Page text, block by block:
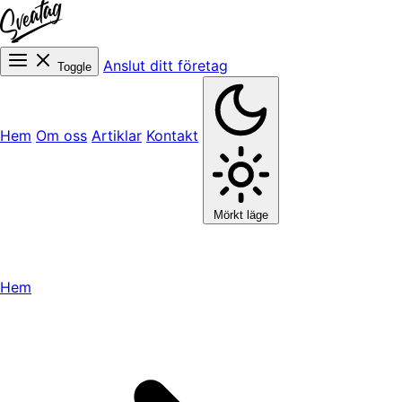
Toggle Anslut ditt företag
Hem Om oss Artiklar Kontakt
Mörkt läge
Hem